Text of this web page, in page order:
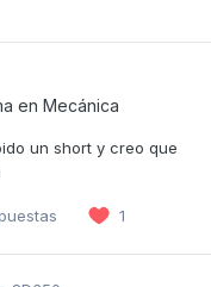
en Mecánica
un short y creo que
1